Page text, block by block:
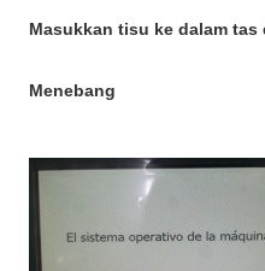
Masukkan tisu ke dalam tas
Menebang